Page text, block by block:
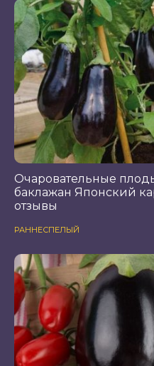
Очаровательные
баклажан Японский
отзывы
РАННЕСПЕЛЫЙ